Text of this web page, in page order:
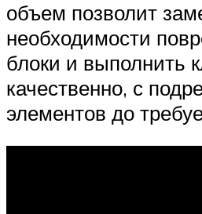
объем позволит
необходимости
блоки и выполнить
качественно, с
элементов до